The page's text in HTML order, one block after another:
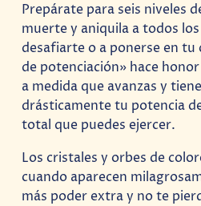
Prepárate para seis niveles
muerte y aniquila a todos
desafiarte o a ponerse en tu
de potenciación» hace
a medida que avanzas y
drásticamente tu potencia
total que puedes ejercer.
Los cristales y orbes de
cuando aparecen
más poder extra y no te